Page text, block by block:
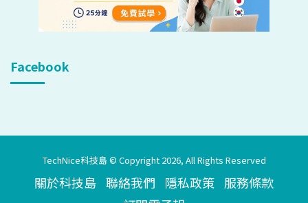
Facebook
TechNice科技島 © Copyright 2026, All Rights Reserved
關於科技島 聯絡我們 隱私政策 服務條款